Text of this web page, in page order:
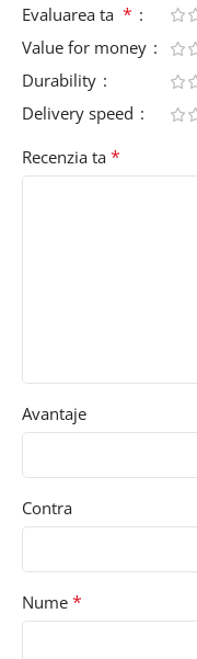
Evaluarea ta *
Value for money
Durability
Delivery speed
Recenzia ta *
Avantaje
Contra
Nume *